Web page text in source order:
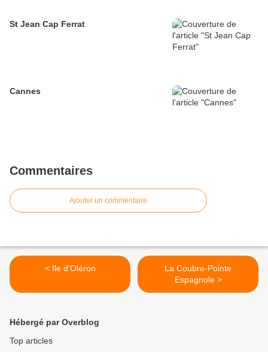
St Jean Cap Ferrat
Cannes
Commentaires
Ajouter un commentaire
< Ile d'Oléron
La Coubre-Pointe
Espagnole >
Hébergé par Overblog
Top articles